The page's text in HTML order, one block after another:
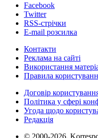
Facebook
Twitter
RSS-стрічки
E-mail розсилка
Контакти
Реклама на сайті
Використання
Правила
Договір
Політика у сфері
Угода щодо
Редакція
© 2000-2026,